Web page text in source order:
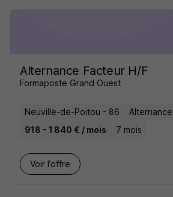
Alternance Facteur H/F
Formaposte Grand Ouest
Neuville-de-Poitou - 86
Alternance
918 - 1 840 € / mois
7 mois
Voir l’offre